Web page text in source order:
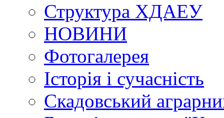
Структура ХДАЕУ
НОВИНИ
Фотогалерея
Історія і сучасність
Скадовський